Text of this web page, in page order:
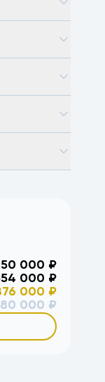
000 ₽
000 ₽
000 ₽
000 ₽